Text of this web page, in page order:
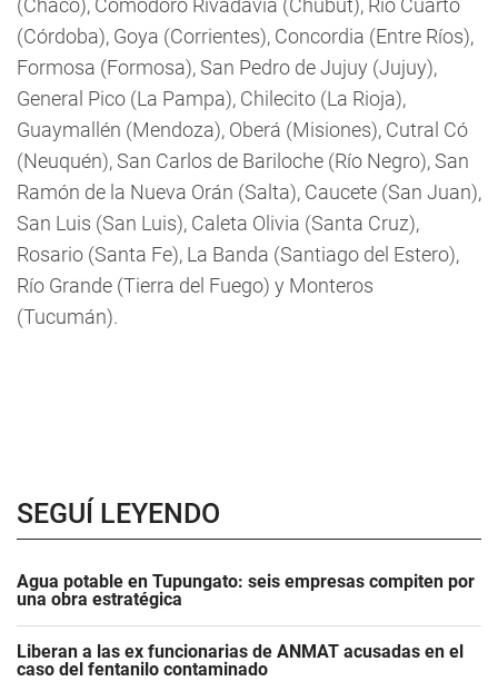
(Chaco), Comodoro Rivadavia (Chubut), Río Cuarto
(Córdoba), Goya (Corrientes), Concordia (Entre Ríos),
Formosa (Formosa), San Pedro de Jujuy (Jujuy),
General Pico (La Pampa), Chilecito (La Rioja),
Guaymallén (Mendoza), Oberá (Misiones), Cutral Có
(Neuquén), San Carlos de Bariloche (Río Negro), San
Ramón de la Nueva Orán (Salta), Caucete (San Juan),
San Luis (San Luis), Caleta Olivia (Santa Cruz),
Rosario (Santa Fe), La Banda (Santiago del Estero),
Río Grande (Tierra del Fuego) y Monteros
(Tucumán).
SEGUÍ LEYENDO
Agua potable en Tupungato: seis empresas compiten por
una obra estratégica
Liberan a las ex funcionarias de ANMAT acusadas en el
caso del fentanilo contaminado